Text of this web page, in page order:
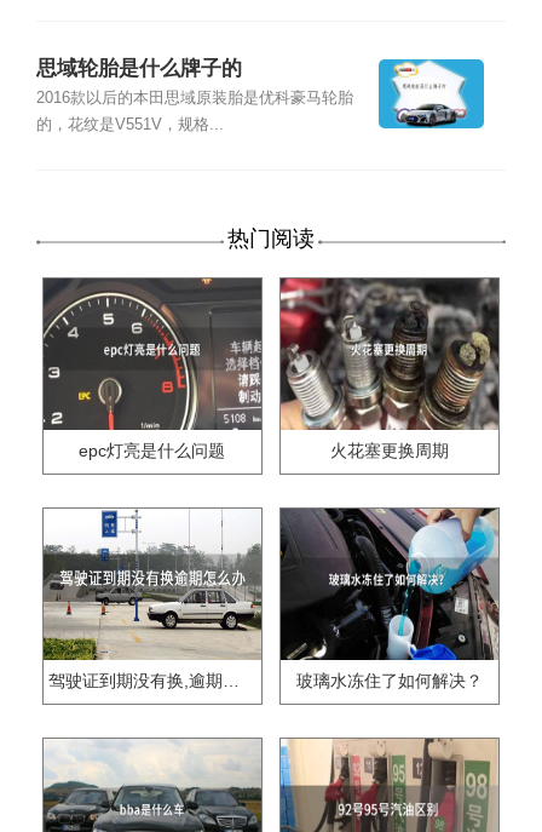
思域轮胎是什么牌子的
2016款以后的本田思域原装胎是优科豪马轮胎
的，花纹是V551V，规格...
热门阅读
epc灯亮是什么问题 火花塞更换周期
驾驶证到期没有换,逾期怎么办?? 玻璃水冻住了如何解决？